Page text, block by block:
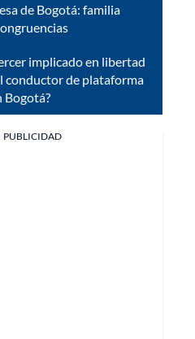
de Bogotá: familia
implicado en libertad
conductor de plataforma
Bogotá?
PUBLICIDAD